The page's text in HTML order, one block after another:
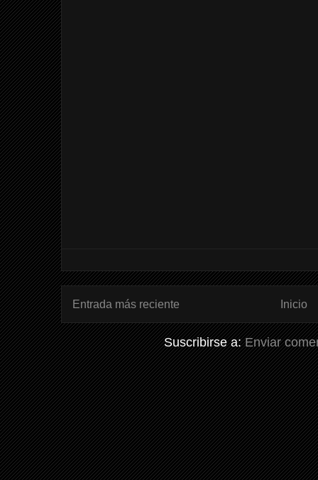
Entrada más reciente Inicio
Suscribirse a:Enviar